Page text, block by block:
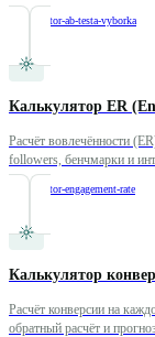
kalkulyator-ab-testa-vyborka
Калькулятор ER
Расчёт вовлечённости
followers, бенчмарки и
kalkulyator-engagement-rate
Калькулятор
Расчёт конверсии на
обратный расчёт и